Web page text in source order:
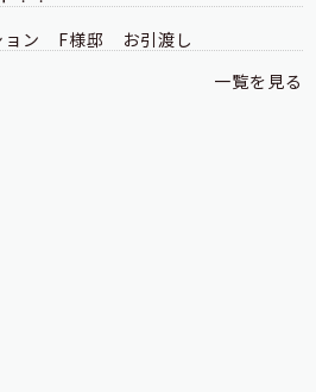
ョン F様邸 お引渡し
一覧を見る